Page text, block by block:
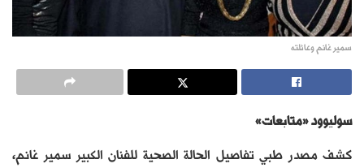
سمير غانم وعائلته
سوليوود «متابعات»
كشف مصدر طبي تفاصيل الحالة الصحية للفنان الكبير سمير غانم،